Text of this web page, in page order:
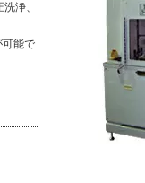
浄、
可能で